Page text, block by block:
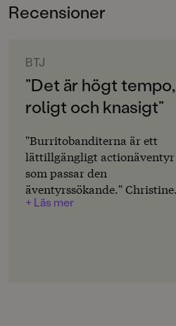
6-9
Svenska
SPRÅK
Svenska
SERIE
Pozzis Pizza Express
PUBLICERINGSDATUM
2025-08-29
Recensioner
BTJ
”Det är högt tempo,
roligt och knasigt”
"Burritobanditerna är ett
lättillgängligt actionäventyr
som passar den
äventyrssökande." Christine
Lundgren
+ Läs mer